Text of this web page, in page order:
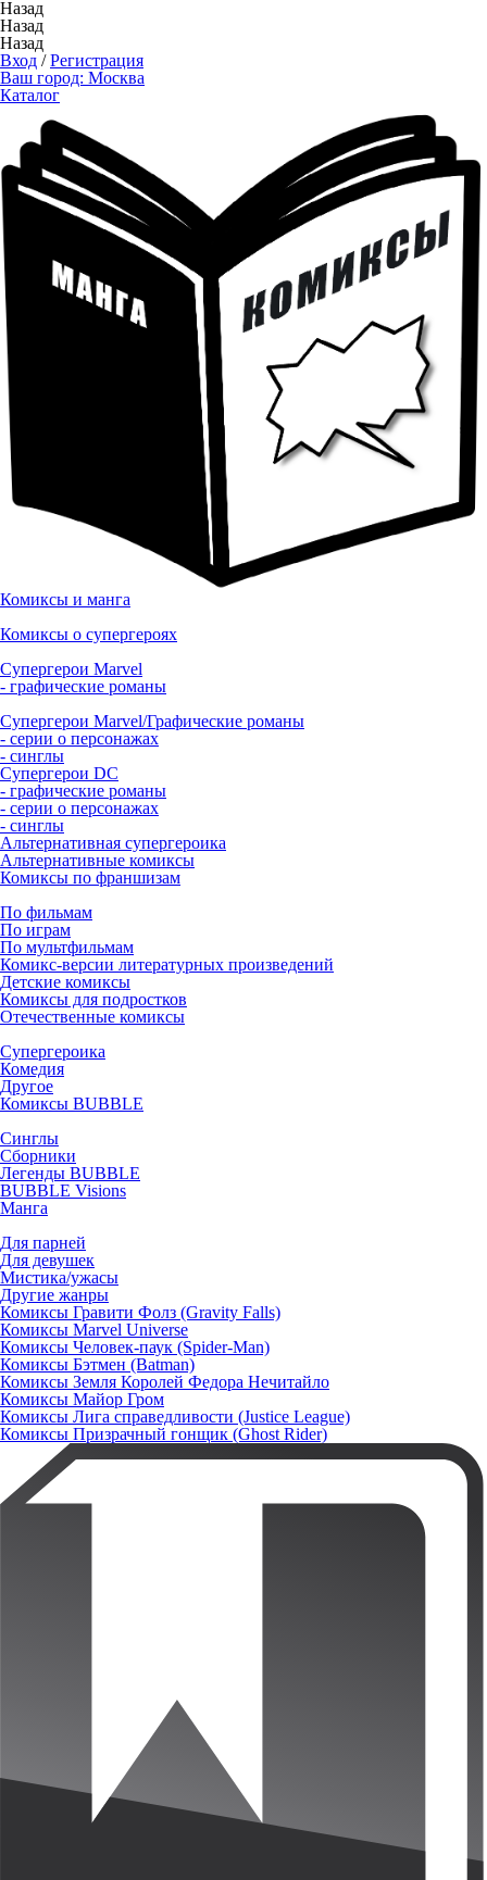
Назад
Назад
Назад
Вход /Регистрация
Ваш город: Москва
Каталог
Комиксы и манга
Комиксы о супергероях
Супергерои Marvel
- графические романы
Супергерои Marvel/Графические романы
- серии о персонажах
- синглы
Супергерои DC
- графические романы
- серии о персонажах
- синглы
Альтернативная супергероика
Альтернативные комиксы
Комиксы по франшизам
По фильмам
По играм
По мультфильмам
Комикс-версии литературных произведений
Детские комиксы
Комиксы для подростков
Отечественные комиксы
Супергероика
Комедия
Другое
Комиксы BUBBLE
Синглы
Сборники
Легенды BUBBLE
BUBBLE Visions
Манга
Для парней
Для девушек
Мистика/ужасы
Другие жанры
Комиксы Гравити Фолз (Gravity Falls)
Комиксы Marvel Universe
Комиксы Человек-паук (Spider-Man)
Комиксы Бэтмен (Batman)
Комиксы Земля Королей Федора Нечитайло
Комиксы Майор Гром
Комиксы Лига справедливости (Justice League)
Комиксы Призрачный гонщик (Ghost Rider)